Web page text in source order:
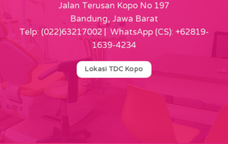
Jalan Terusan Kopo No 197
Bandung, Jawa Barat
Telp: (022)63217002 | WhatsApp (CS): +62819-
1639-4234
Lokasi TDC Kopo